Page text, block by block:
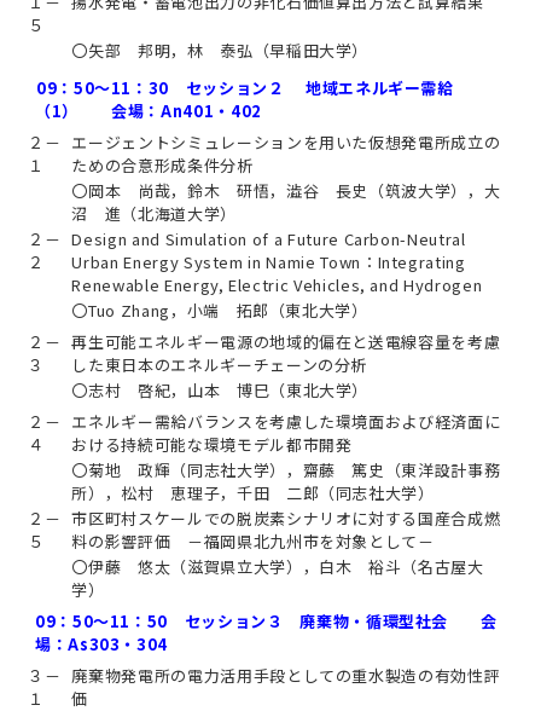
５
〇矢部 邦明，林 泰弘（早稲田大学）
09：50～11：30 セッション２ 地域エネルギー需給
（1） 会場：An401・402
２－
１
エージェントシミュレーションを用いた仮想発電所成立の
ための合意形成条件分析
〇岡本 尚哉，鈴木 研悟，澁谷 長史（筑波大学），大
沼 進（北海道大学）
２－
２
Design and Simulation of a Future Carbon-Neutral
Urban Energy System in Namie Town：Integrating
Renewable Energy, Electric Vehicles, and Hydrogen
〇Tuo Zhang，小端 拓郎（東北大学）
２－
３
再生可能エネルギー電源の地域的偏在と送電線容量を考慮
した東日本のエネルギーチェーンの分析
〇志村 啓紀，山本 博巳（東北大学）
２－
４
エネルギー需給バランスを考慮した環境面および経済面に
おける持続可能な環境モデル都市開発
〇菊地 政輝（同志社大学），齋藤 篤史（東洋設計事務
所），松村 恵理子，千田 二郎（同志社大学）
２－
５
市区町村スケールでの脱炭素シナリオに対する国産合成燃
料の影響評価 －福岡県北九州市を対象として－
〇伊藤 悠太（滋賀県立大学），白木 裕斗（名古屋大
学）
09：50～11：50 セッション３ 廃棄物・循環型社会 会
場：As303・304
３－
１
廃棄物発電所の電力活用手段としての重水製造の有効性評
価